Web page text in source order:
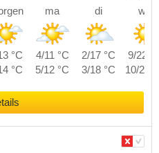
ma di wo
°C 4/11 °C 2/17 °C
9/22
°C 5/12 °C 3/18 °C 10/23